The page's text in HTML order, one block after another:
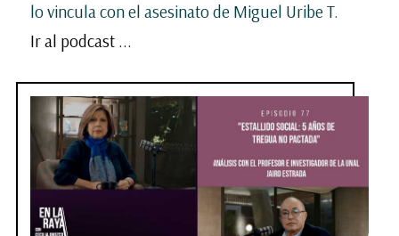
lo vincula con el asesinato de Miguel Uribe T.
Ir al podcast ...